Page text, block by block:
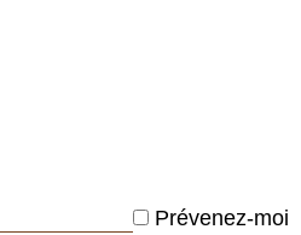
Prévenez-moi